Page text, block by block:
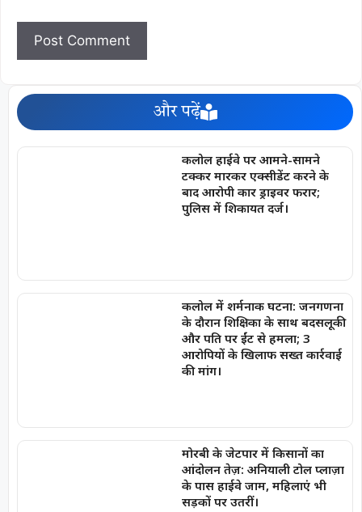
और पढ़ें
कलोल हाईवे पर आमने-सामने
टक्कर मारकर एक्सीडेंट करने के
बाद आरोपी कार ड्राइवर फरार;
पुलिस में शिकायत दर्ज।
कलोल में शर्मनाक घटना: जनगणना
के दौरान शिक्षिका के साथ बदसलूकी
और पति पर ईंट से हमला; 3
आरोपियों के खिलाफ सख्त कार्रवाई
की मांग।
मोरबी के जेटपार में किसानों का
आंदोलन तेज़: अनियाली टोल प्लाज़ा
के पास हाईवे जाम, महिलाएं भी
सड़कों पर उतरीं।